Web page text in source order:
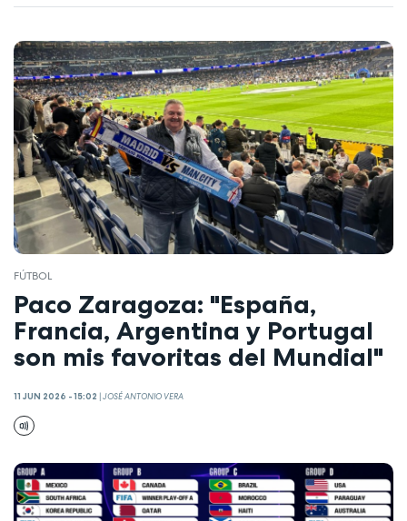
FÚTBOL
Paco Zaragoza: "España,
Francia, Argentina y Portugal
son mis favoritas del Mundial"
11 JUN 2026 - 15:02 JOSÉ ANTONIO VERA